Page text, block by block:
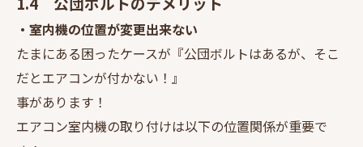
・室内機の位置が変更出来ない
たまにある困ったケースが『公団ボルトはあるが、そこ
だとエアコンが付かない！』
事があります！
エアコン室内機の取り付けは以下の位置関係が重要で